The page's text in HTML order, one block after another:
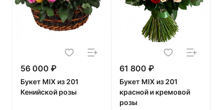
56 000 ₽
Букет MIX из 201
Кенийской розы
61 800 ₽
Букет MIX из 201
красной и кремовой
розы